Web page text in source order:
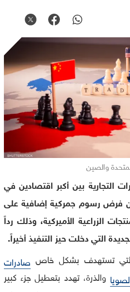
والصين
التجارية بين أكبر اقتصادين في
فرض رسوم جمركية إضافية على
الزراعية الأميركية، وذلك رداً
التي دخلت حيز التنفيذ أخيراً.
التي تستهدف بشكل خاص صادرات
والذرة، تهدد بتعطيل جزء كبير